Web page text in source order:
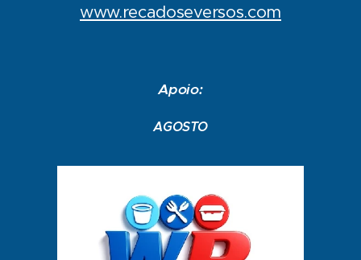
www.recadoseversos.com
Apoio:
AGOSTO